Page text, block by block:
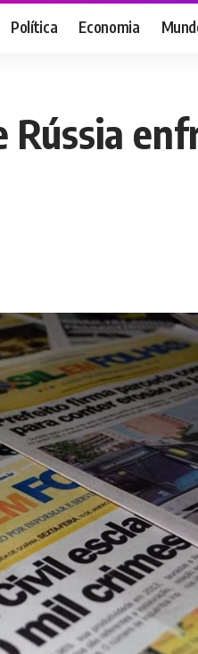
Política Economia
Rússia